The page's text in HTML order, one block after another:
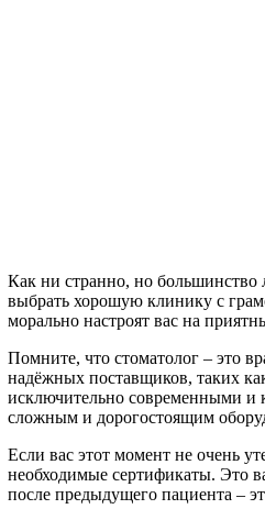
Как ни странно, но большинство
выбрать хорошую клинику с
морально настроят вас на
Помните, что стоматолог – это
надёжных поставщиков, таких
исключительно современными и
сложным и дорогостоящим
Если вас этот момент не очень
необходимые сертификаты. Это
после предыдущего пациента –